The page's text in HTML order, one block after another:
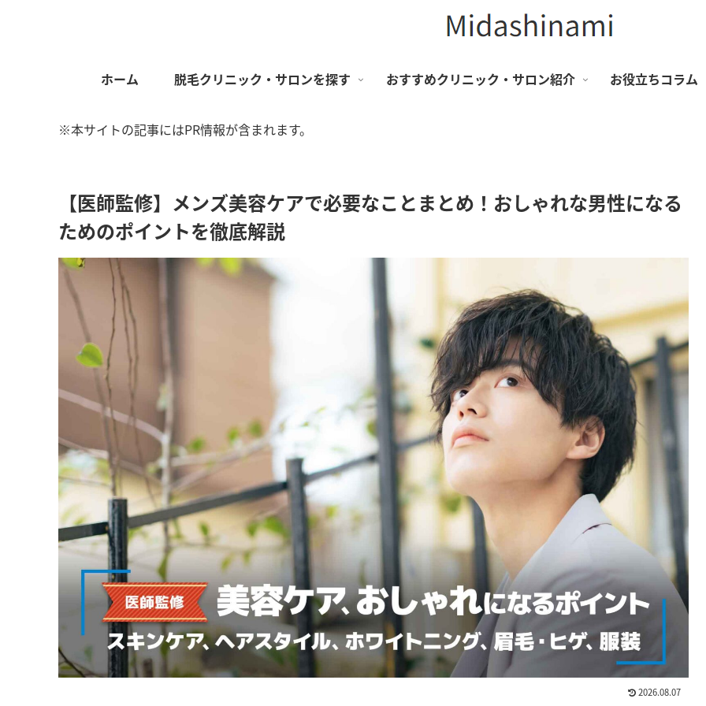
ホーム 脱毛クリニック・サロンを探す おすすめクリニック・サロン紹介 お役立ちコラム
※本サイトの記事にはPR情報が含まれます。
【医師監修】メンズ美容ケアで必要なことまとめ！おしゃれな男性になる
ためのポイントを徹底解説
2026.08.07